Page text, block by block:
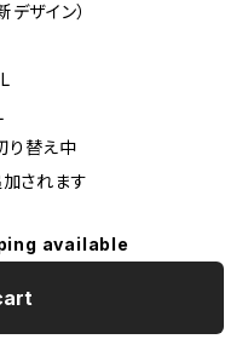
ザイン）
り替え中
されます
available